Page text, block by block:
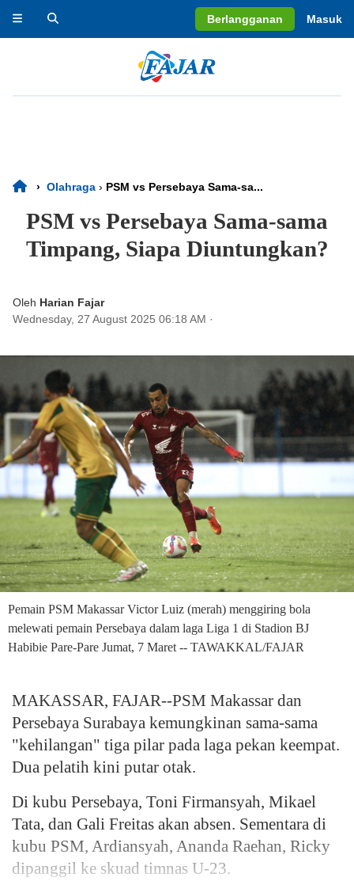
Berlangganan Masuk
› Olahraga › PSM vs Persebaya Sama-sa...
PSM vs Persebaya Sama-sama
Timpang, Siapa Diuntungkan?
Oleh Harian Fajar
Wednesday, 27 August 2025 06:18 AM ·
Pemain PSM Makassar Victor Luiz (merah) menggiring bola
melewati pemain Persebaya dalam laga Liga 1 di Stadion BJ
Habibie Pare-Pare Jumat, 7 Maret -- TAWAKKAL/FAJAR
MAKASSAR, FAJAR--PSM Makassar dan
Persebaya Surabaya kemungkinan sama-sama
"kehilangan" tiga pilar pada laga pekan keempat.
Dua pelatih kini putar otak.
Di kubu Persebaya, Toni Firmansyah, Mikael
Tata, dan Gali Freitas akan absen. Sementara di
kubu PSM, Ardiansyah, Ananda Raehan, Ricky
dipanggil ke skuad timnas U-23.